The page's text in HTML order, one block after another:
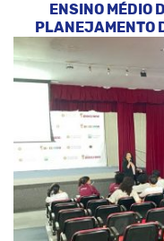
ENSINO MÉDIO
PLANEJAMENTO